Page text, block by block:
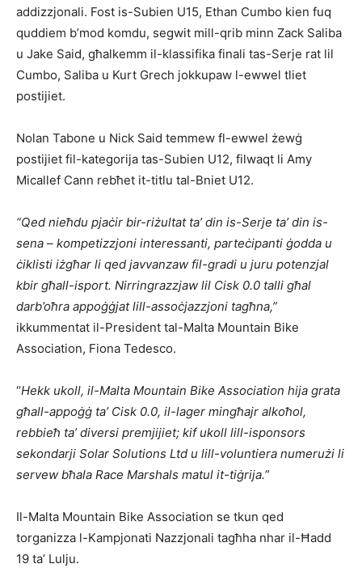
addizzjonali. Fost is-Subien U15, Ethan Cumbo kien fuq
quddiem b’mod komdu, segwit mill-qrib minn Zack Saliba
u Jake Said, għalkemm il-klassifika finali tas-Serje rat lil
Cumbo, Saliba u Kurt Grech jokkupaw l-ewwel tliet
postijiet.
Nolan Tabone u Nick Said temmew fl-ewwel żewġ
postijiet fil-kategorija tas-Subien U12, filwaqt li Amy
Micallef Cann rebħet it-titlu tal-Bniet U12.
“Qed nieħdu pjaċir bir-riżultat ta’ din is-Serje ta’ din is-
sena – kompetizzjoni interessanti, parteċipanti ġodda u
ċiklisti iżgħar li qed javvanzaw fil-gradi u juru potenzjal
kbir għall-isport. Nirringrazzjaw lil Cisk 0.0 talli għal
darb’oħra appoġġjat lill-assoċjazzjoni tagħna,”
ikkummentat il-President tal-Malta Mountain Bike
Association, Fiona Tedesco.
“Hekk ukoll, il-Malta Mountain Bike Association hija grata
għall-appoġġ ta’ Cisk 0.0, il-lager mingħajr alkoħol,
rebbieħ ta’ diversi premjijiet; kif ukoll lill-isponsors
sekondarji Solar Solutions Ltd u lill-voluntiera numerużi li
servew bħala Race Marshals matul it-tiġrija.”
Il-Malta Mountain Bike Association se tkun qed
torganizza l-Kampjonati Nazzjonali tagħha nhar il-Ħadd
19 ta’ Lulju.